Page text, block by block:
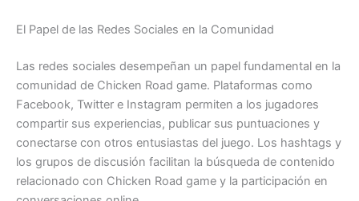
El Papel de las Redes Sociales en la Comunidad
Las redes sociales desempeñan un papel fundamental en la
comunidad de Chicken Road game. Plataformas como
Facebook, Twitter e Instagram permiten a los jugadores
compartir sus experiencias, publicar sus puntuaciones y
conectarse con otros entusiastas del juego. Los hashtags y
los grupos de discusión facilitan la búsqueda de contenido
relacionado con Chicken Road game y la participación en